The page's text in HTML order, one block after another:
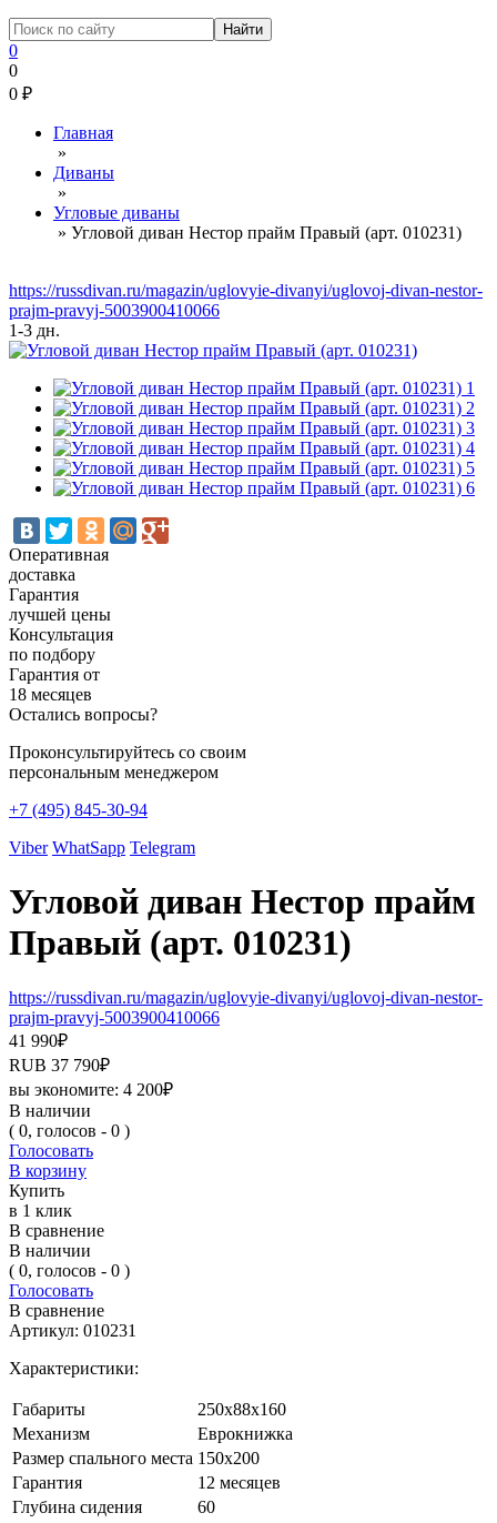
0
0
0 ₽
Главная
»
Диваны
»
Угловые диваны
» Угловой диван Нестор прайм Правый (арт. 010231)
https://russdivan.ru/magazin/uglovyie-divanyi/uglovoj-divan-nestor-
prajm-pravyj-5003900410066
1-3 дн.
Оперативная
доставка
Гарантия
лучшей цены
Консультация
по подбору
Гарантия от
18 месяцев
Остались вопросы?
Проконсультируйтесь со своим
персональным менеджером
+7 (495) 845-30-94
Viber WhatSapp Telegram
Угловой диван Нестор прайм
Правый (арт. 010231)
https://russdivan.ru/magazin/uglovyie-divanyi/uglovoj-divan-nestor-
prajm-pravyj-5003900410066
41 990₽
RUB 37 790₽
вы экономите: 4 200₽
В наличии
( 0, голосов - 0 )
Голосовать
В корзину
Купить
в 1 клик
В сравнение
В наличии
( 0, голосов - 0 )
Голосовать
В сравнение
Артикул: 010231
Характеристики:
Габариты
250х88х160
Механизм
Еврокнижка
Размер спального места 150х200
Гарантия
12 месяцев
Глубина сидения
60